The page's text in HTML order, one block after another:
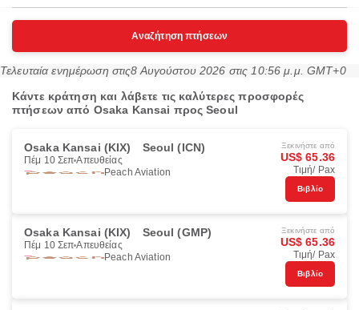
Αναζήτηση πτήσεων
Τελευταία ενημέρωση στις8 Αυγούστου 2026 στις 10:56 μ.μ. GMT+0
Κάντε κράτηση και λάβετε τις καλύτερες προσφορές
πτήσεων από Osaka Kansai προς Seoul
Osaka Kansai (KIX) Seoul (ICN)
Πέμ 10 Σεπ Απευθείας
Peach Aviation
Ξεκινήστε από
US$ 65.36
Τιμή/ Pax
Βιβλίο
Osaka Kansai (KIX) Seoul (GMP)
Πέμ 10 Σεπ Απευθείας
Peach Aviation
Ξεκινήστε από
US$ 65.36
Τιμή/ Pax
Βιβλίο